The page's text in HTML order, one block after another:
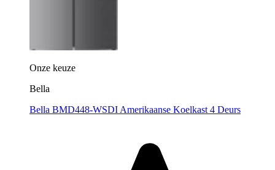
Onze keuze
Bella
Bella BMD448-WSDI Amerikaanse Koelkast 4 Deurs